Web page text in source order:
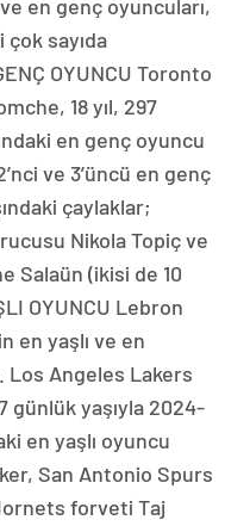
en genç oyuncuları,
çok sayıda
OYUNCU Toronto
18 yıl, 297
en genç oyuncu
ve 3’üncü en genç
çaylaklar;
Nikola Topiç ve
Salaün (ikisi de 10
OYUNCU Lebron
en yaşlı ve en
Angeles Lakers
günlük yaşıyla 2024-
en yaşlı oyuncu
San Antonio Spurs
forveti Taj